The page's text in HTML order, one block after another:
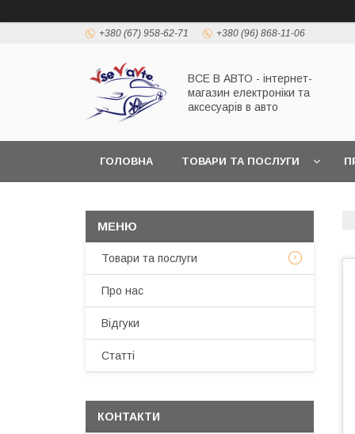
+380 (67) 958-62-71 +380 (96) 868-11-06
ВСЕ В АВТО - інтернет-
магазин електроніки та
аксесуарів в авто
ГОЛОВНА ТОВАРИ ТА ПОСЛУГИ
Товари та послуги
Про нас
Відгуки
Статті
КОНТАКТИ